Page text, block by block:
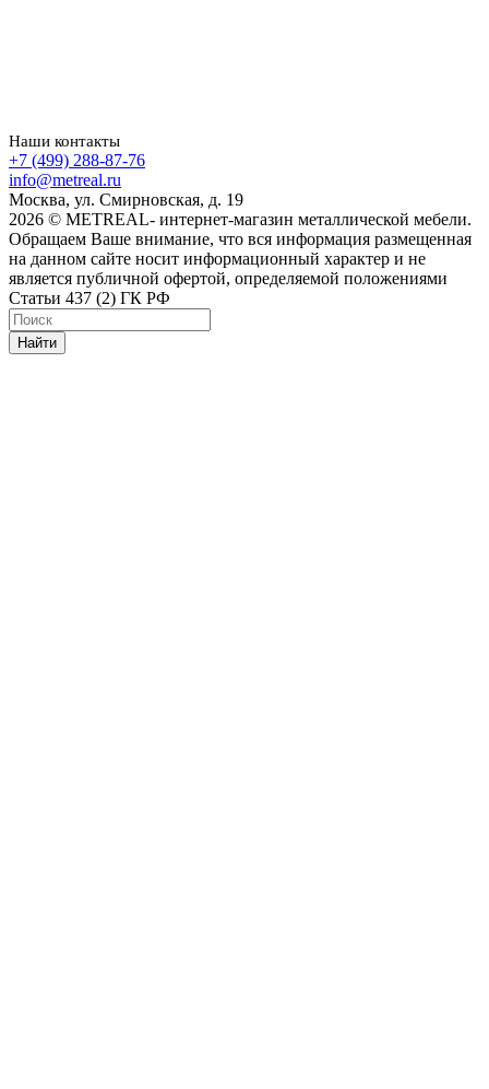
Наши контакты
+7 (499) 288-87-76
info@metreal.ru
Москва, ул. Смирновская, д. 19
2026 © METREAL- интернет-магазин металлической мебели.
Обращаем Ваше внимание, что вся информация размещенная
на данном сайте носит информационный характер и не
является публичной офертой, определяемой положениями
Статьи 437 (2) ГК РФ
Найти